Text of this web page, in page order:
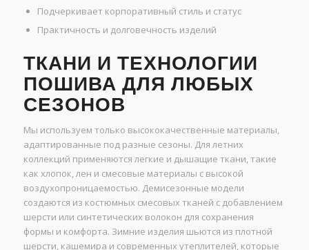
Подчеркивает корпоративный стиль и статус
Практичность и долговечность изделий
ТКАНИ И ТЕХНОЛОГИИ
ПОШИВА ДЛЯ ЛЮБЫХ
СЕЗОНОВ
Мы используем только высококачественные материалы,
адаптированные под разные сезоны. Для летних
коллекций применяются легкие и дышащие ткани, такие
как хлопок, лен и смесовые материалы с высокой
воздухопроницаемостью. Демисезонные модели
создаются из костюмных смесовых тканей с добавлением
шерсти или синтетических волокон для сохранения
формы и комфорта. Зимние изделия шьются из плотной
шерсти, кашемира и современных утеплителей, которые